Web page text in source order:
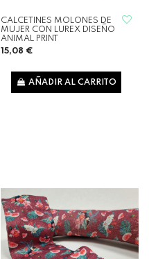
CALCETINES MOLONES DE
MUJER CON LUREX DISEÑO
ANIMAL PRINT
15,08 €
AÑADIR AL CARRITO